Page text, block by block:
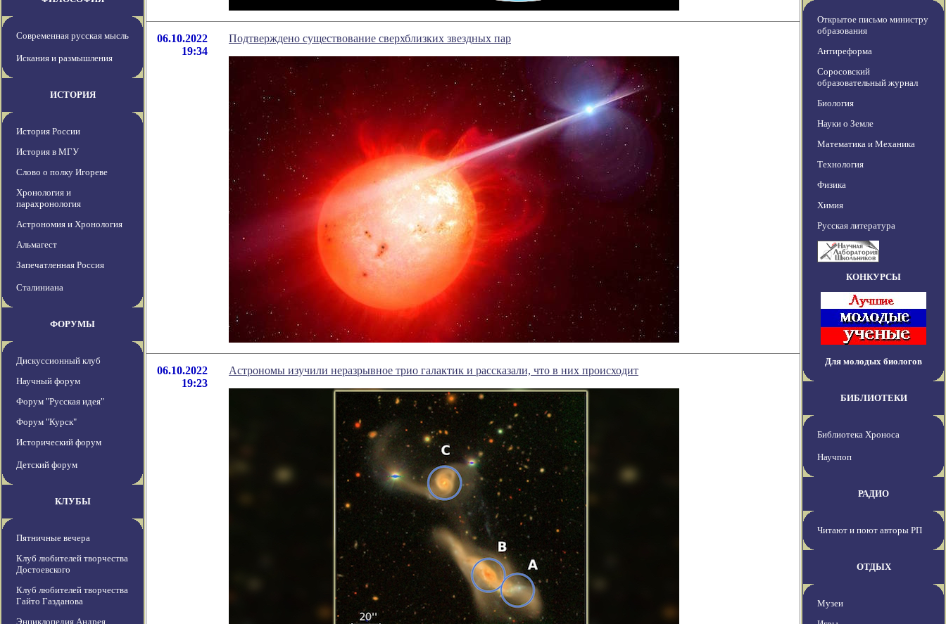
Современная русская мысль
Искания и размышления
ИСТОРИЯ
История России
История в МГУ
Слово о полку Игореве
Хронология и
парахронология
Астрономия и Хронология
Альмагест
Запечатленная Россия
Сталиниана
ФОРУМЫ
Дискуссионный клуб
Научный форум
Форум "Русская идея"
Форум "Курск"
Исторический форум
Детский форум
КЛУБЫ
Пятничные вечера
Клуб любителей творчества
Достоевского
Клуб любителей творчества
Гайто Газданова
Энциклопедия Андрея
06.10.2022
19:34
Подтверждено существование сверхблизких звездных пар
06.10.2022
19:23
Астрономы изучили неразрывное трио галактик и рассказали, что в них происходит
Открытое письмо министру
образования
Антиреформа
Соросовский
образовательный журнал
Биология
Науки о Земле
Математика и Механика
Технология
Физика
Химия
Русская литература
КОНКУРСЫ
Для молодых биологов
БИБЛИОТЕКИ
Библиотека Хроноса
Научпоп
РАДИО
Читают и поют авторы РП
ОТДЫХ
Музеи